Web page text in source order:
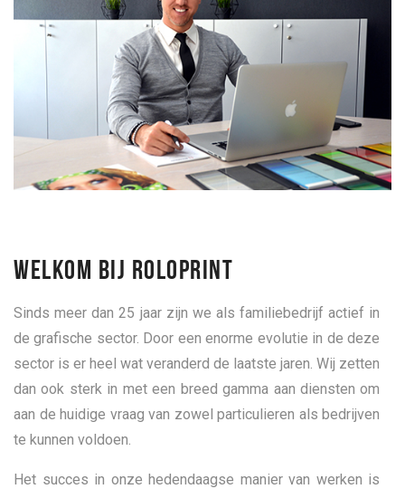
WELKOM BIJ ROLOPRINT
Sinds meer dan 25 jaar zijn we als familiebedrijf actief in
de grafische sector. Door een enorme evolutie in de deze
sector is er heel wat veranderd de laatste jaren. Wij zetten
dan ook sterk in met een breed gamma aan diensten om
aan de huidige vraag van zowel particulieren als bedrijven
te kunnen voldoen.
Het succes in onze hedendaagse manier van werken is